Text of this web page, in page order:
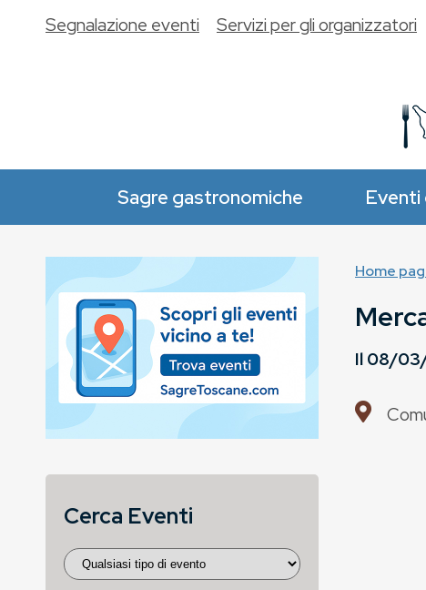
Sagre gastronomiche
Segnalazione eventi Servizi per gli organizzatori
Home
Il08/
Cerca Eventi